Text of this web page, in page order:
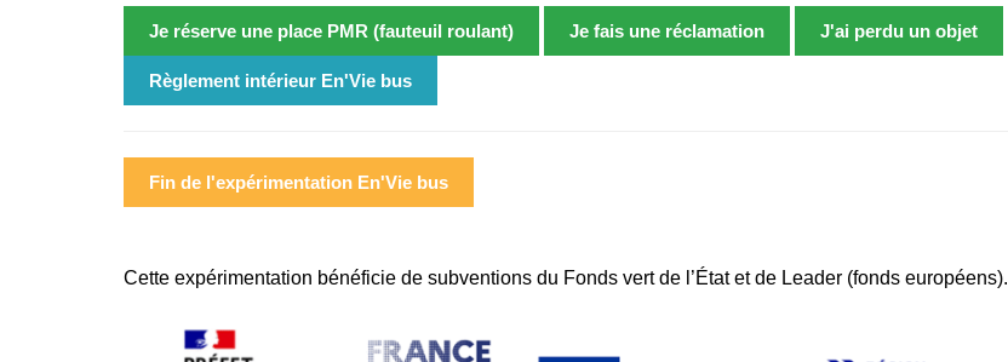
Je réserve une place PMR (fauteuil roulant) Je fais une réclamation J'ai perdu un objet
Règlement intérieur En'Vie bus
Fin de l'expérimentation En'Vie bus
Cette expérimentation bénéficie de subventions du Fonds vert de l’État et de Leader (fonds européens).